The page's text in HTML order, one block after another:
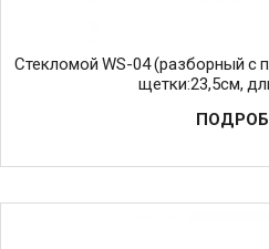
Стекломой WS-04 (разборный с
щетки:23,5см,